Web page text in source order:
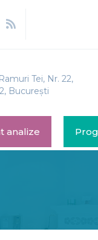
Tei, Nr. 22,
București
analize